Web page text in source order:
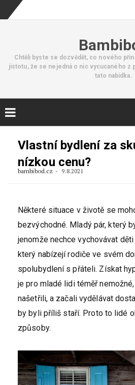
Chtěli byste se dozvědět, co nového
jistotu, že se nejedná o nic vycucaného z
tato nabídka.
Vlastní bydlení za
nízkou cenu?
bambibod.cz 9.8.2021
Některé situace v životě se
bezvýchodné. Mladý pár, který
jenomže nechce vychovávat
který nabízejí rodiče ve svém
spolubydlení s přáteli. Získat
je pro mladé lidi téměř
našetřili, a začali vydělávat
by byli příliš staří. Proto to lidé
způsoby.